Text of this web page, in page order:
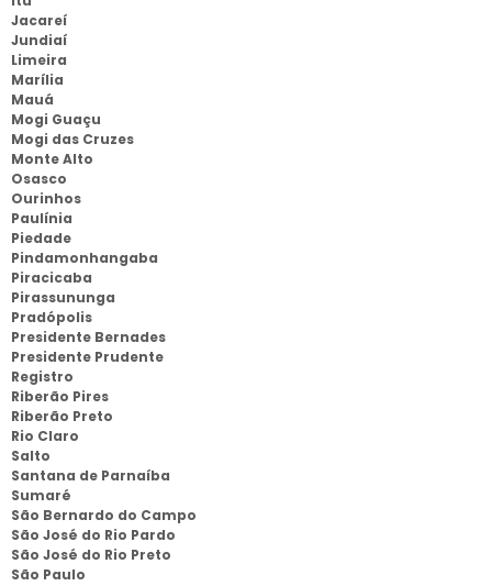
Jacareí
Jundiaí
Limeira
Marília
Mauá
Mogi Guaçu
Mogi das Cruzes
Monte Alto
Osasco
Ourinhos
Paulínia
Piedade
Pindamonhangaba
Piracicaba
Pirassununga
Pradópolis
Presidente Bernades
Presidente Prudente
Registro
Riberão Pires
Riberão Preto
Rio Claro
Salto
Santana de Parnaíba
Sumaré
São Bernardo do Campo
São José do Rio Pardo
São José do Rio Preto
São Paulo